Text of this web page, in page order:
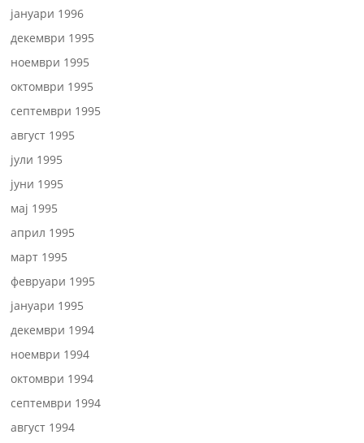
јануари 1996
декември 1995
ноември 1995
октомври 1995
септември 1995
август 1995
јули 1995
јуни 1995
мај 1995
април 1995
март 1995
февруари 1995
јануари 1995
декември 1994
ноември 1994
октомври 1994
септември 1994
август 1994